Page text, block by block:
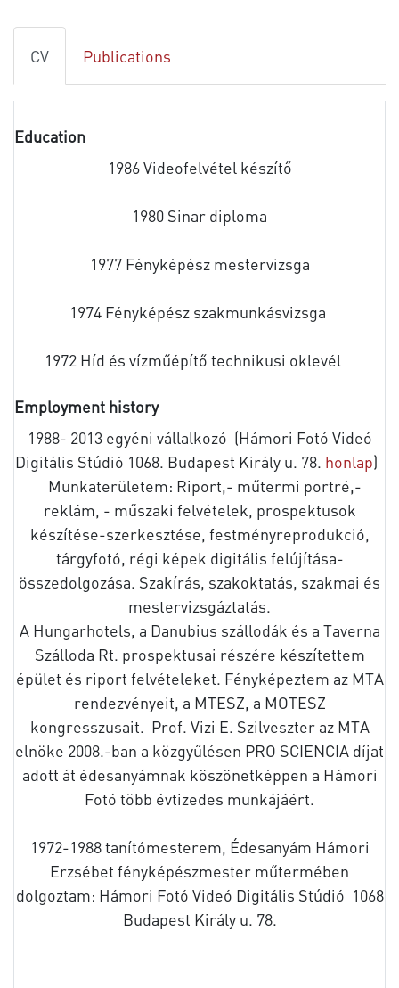
CV Publications
Education
1986 Videofelvétel készítő
1980 Sinar diploma
1977 Fényképész mestervizsga
1974 Fényképész szakmunkásvizsga
1972 Híd és vízműépítő technikusi oklevél
Employment history
1988- 2013 egyéni vállalkozó (Hámori Fotó Videó
Digitális Stúdió 1068. Budapest Király u. 78. honlap)
Munkaterületem: Riport,- műtermi portré,-
reklám, - műszaki felvételek, prospektusok
készítése-szerkesztése, festményreprodukció,
tárgyfotó, régi képek digitális felújítása-
összedolgozása. Szakírás, szakoktatás, szakmai és
mestervizsgáztatás.
A Hungarhotels, a Danubius szállodák és a Taverna
Szálloda Rt. prospektusai részére készítettem
épület és riport felvételeket. Fényképeztem az MTA
rendezvényeit, a MTESZ, a MOTESZ
kongresszusait. Prof. Vizi E. Szilveszter az MTA
elnöke 2008.-ban a közgyűlésen PRO SCIENCIA díjat
adott át édesanyámnak köszönetképpen a Hámori
Fotó több évtizedes munkájáért.
1972-1988 tanítómesterem, Édesanyám Hámori
Erzsébet fényképészmester műtermében
dolgoztam: Hámori Fotó Videó Digitális Stúdió 1068
Budapest Király u. 78.